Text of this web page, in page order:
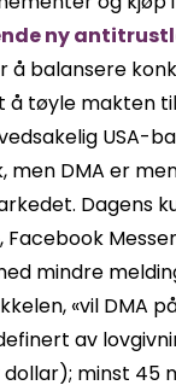
ny
å balansere
å tøyle makten
USA-
men DMA er
Dagens
mindre
«vil DMA
av
minst 45